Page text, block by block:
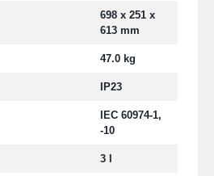
698 x 251 x
613 mm
47.0 kg
IP23
IEC 60974-1,
-10
3 l